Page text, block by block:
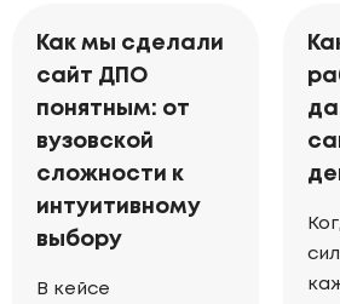
Как мы сделали
сайт ДПО
понятным: от
вузовской
сложности к
интуитивному
выбору
В кейсе